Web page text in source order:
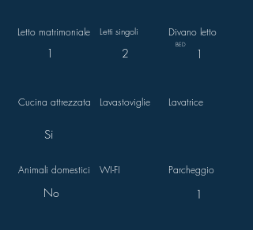
Letto matrimoniale Letti singoli Divano letto
1 2
BED
1
Cucina attrezzata Lavastoviglie Lavatrice
Si
Animali domestici WI-FI
No
Parcheggio
1